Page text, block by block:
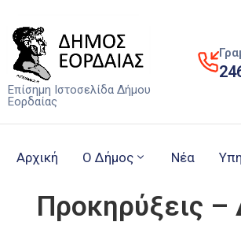
Επίσημη Ιστοσελίδα Δήμου
Εορδαίας
Αρχική Ο Δήμος Νέα
Προκηρύξεις –